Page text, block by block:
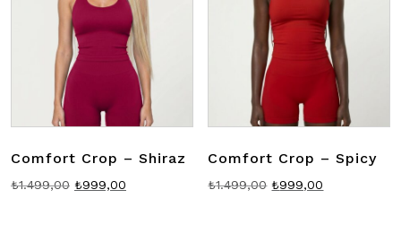
Comfort Crop – Shiraz
₺1.499,00 Orijinal
₺999,00
Comfort Crop – Spicy
₺1.499,00 Orijinal
₺999,00